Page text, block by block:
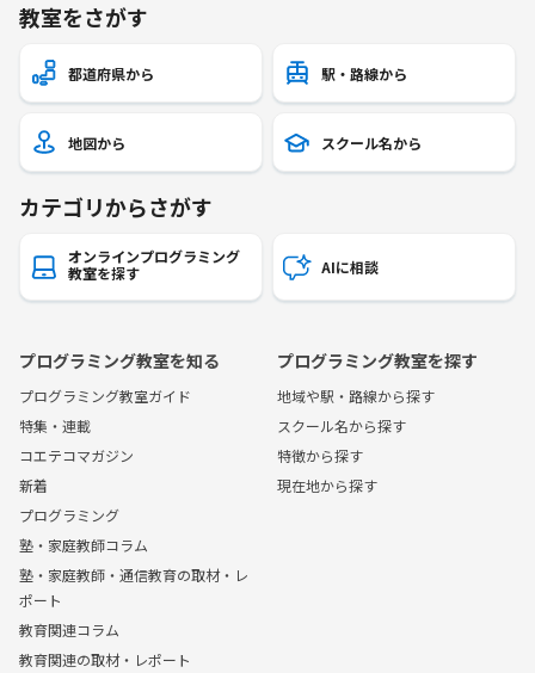
教室をさがす
都道府県から 駅・路線から
地図から スクール名から
カテゴリからさがす
オンラインプログラミング
教室を探す
AIに相談
プログラミング教室を知る
プログラミング教室ガイド
特集・連載
コエテコマガジン
新着
プログラミング
塾・家庭教師コラム
塾・家庭教師・通信教育の取材・レ
ポート
教育関連コラム
教育関連の取材・レポート
プログラミング教室を探す
地域や駅・路線から探す
スクール名から探す
特徴から探す
現在地から探す